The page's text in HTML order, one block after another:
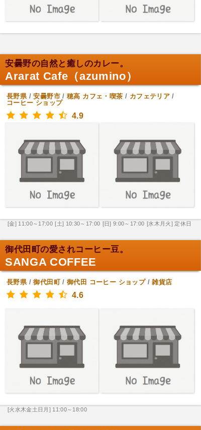
安曇野の自然と癒しのカレー。
Ararat Cafe（azumino）
長野県/安曇野市/穂高 カフェ・喫茶 / カフェテリア /
コーヒー ショップ
4.9
[金] 11:00～17:00 [土] 10:30～17:00 [日] 9:00～17:00 [水木月火] 定休日
御代田町の愛されコーヒー豆。
SANGA COFFEE
長野県/御代田町/御代田 コーヒー ショップ/雑貨店
4.6
[火水木金土日月] 11:00～18:00